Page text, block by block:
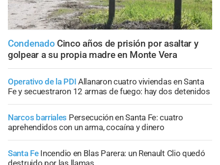
Condenado Cinco años de prisión por asaltar y
golpear a su propia madre en Monte Vera
Operativo de la PDI Allanaron cuatro viviendas en Santa
Fe y secuestraron 12 armas de fuego: hay dos detenidos
Narcos barriales Persecución en Santa Fe: cuatro
aprehendidos con un arma, cocaína y dinero
Santa Fe Incendio en Blas Parera: un Renault Clio quedó
destruido por las llamas